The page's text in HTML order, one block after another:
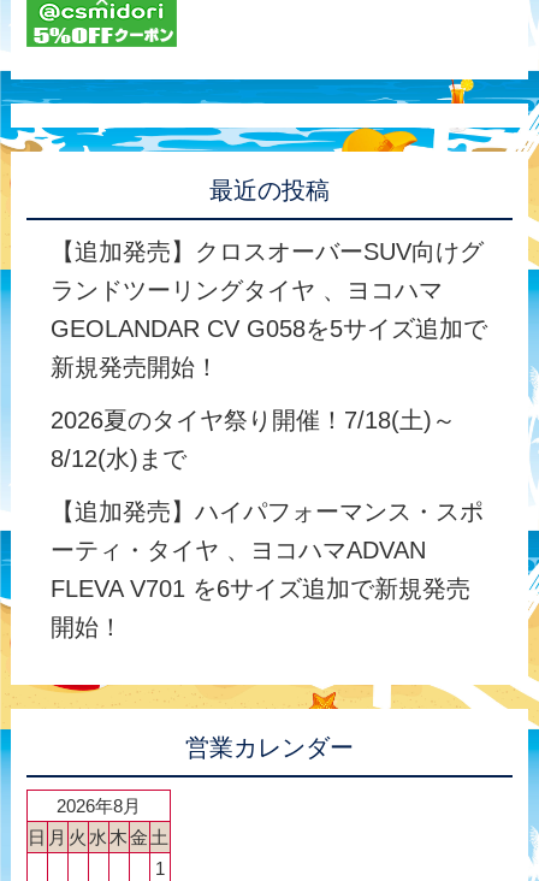
最近の投稿
【追加発売】クロスオーバーSUV向けグ
ランドツーリングタイヤ 、ヨコハマ
GEOLANDAR CV G058を5サイズ追加で
新規発売開始！
2026夏のタイヤ祭り開催！7/18(土)～
8/12(水)まで
【追加発売】ハイパフォーマンス・スポ
ーティ・タイヤ 、ヨコハマADVAN
FLEVA V701 を6サイズ追加で新規発売
開始！
営業カレンダー
2026年8月
日 月 火 水 木金 土
1